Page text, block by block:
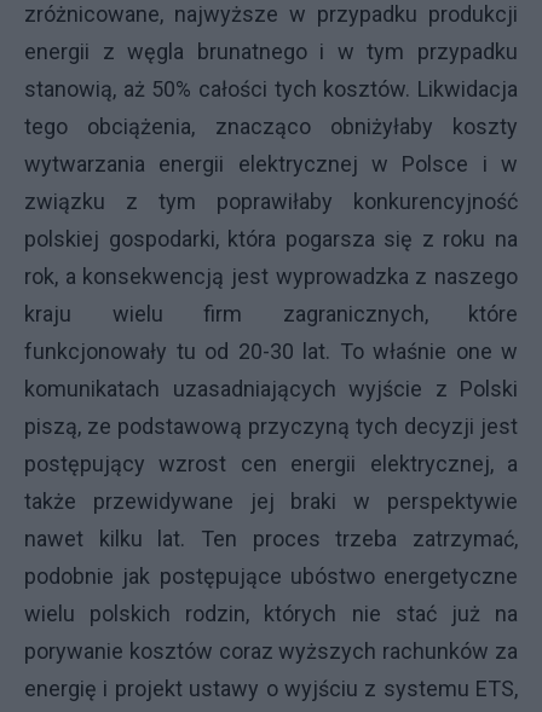
zróżnicowane, najwyższe w przypadku produkcji
energii z węgla brunatnego i w tym przypadku
stanowią, aż 50% całości tych kosztów. Likwidacja
tego obciążenia, znacząco obniżyłaby koszty
wytwarzania energii elektrycznej w Polsce i w
związku z tym poprawiłaby konkurencyjność
polskiej gospodarki, która pogarsza się z roku na
rok, a konsekwencją jest wyprowadzka z naszego
kraju wielu firm zagranicznych, które
funkcjonowały tu od 20-30 lat. To właśnie one w
komunikatach uzasadniających wyjście z Polski
piszą, ze podstawową przyczyną tych decyzji jest
postępujący wzrost cen energii elektrycznej, a
także przewidywane jej braki w perspektywie
nawet kilku lat. Ten proces trzeba zatrzymać,
podobnie jak postępujące ubóstwo energetyczne
wielu polskich rodzin, których nie stać już na
porywanie kosztów coraz wyższych rachunków za
energię i projekt ustawy o wyjściu z systemu ETS,